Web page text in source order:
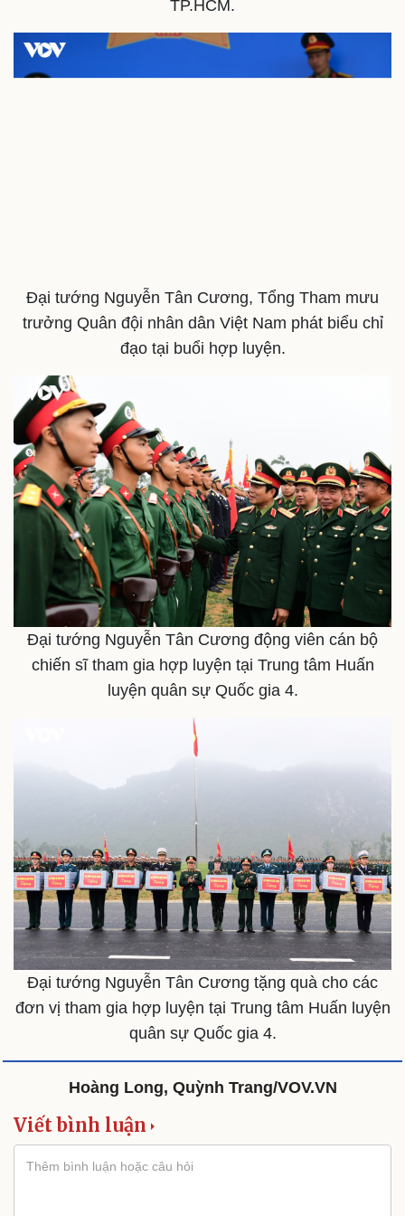
Văn hóa
Sân khấu - Điện ảnh
Văn học
Nghệ sĩ
Thời trang
Sao Việt
Du lịch
Tư vấn
Săn Tour
check-in
Podcast
Câu chuyện thời sự
Đọc truyện đêm khuya
Cửa sổ tình yêu
Kể chuyện cho bé
Hạt giống tâm hồn
TP.HCM.
Đại tướng Nguyễn Tân Cương, Tổng Tham mưu
trưởng Quân đội nhân dân Việt Nam phát biểu chỉ
đạo tại buổi hợp luyện.
Đại tướng Nguyễn Tân Cương động viên cán bộ
chiến sĩ tham gia hợp luyện tại Trung tâm Huấn
luyện quân sự Quốc gia 4.
Đại tướng Nguyễn Tân Cương tặng quà cho các
đơn vị tham gia hợp luyện tại Trung tâm Huấn luyện
quân sự Quốc gia 4.
Hoàng Long, Quỳnh Trang/VOV.VN
Viết bình luận